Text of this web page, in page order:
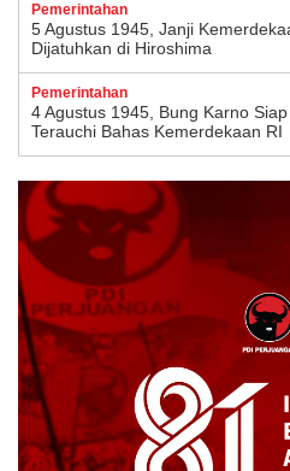
Pemerintahan
5 Agustus 1945, Janji
Dijatuhkan di Hiroshima
Pemerintahan
4 Agustus 1945, Bung Karno
Terauchi Bahas Kemerdekaan RI